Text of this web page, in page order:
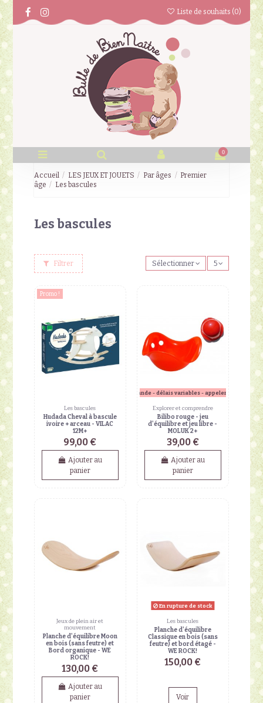
Liste de souhaits (0)
0
Accueil LES JEUX ET JOUETS Par âges
Premier
âge
Les bascules
Les bascules
Filtrer Sélectionner 5
Promo !
Les bascules
Hudada Cheval à bascule
ivoire + arceau - VILAC
12M+
99,00 €
Ajouter au
panier
sur commande - délais variables - appeler en boutique
Explorer et comprendre
Bilibo rouge - jeu
d'équilibre et jeu libre -
MOLUK 2+
39,00 €
Ajouter au
panier
Jeux de plein air et
mouvement
Planche d'équilibre Moon
en bois (sans feutre) et
Bord organique - WE
ROCK!
130,00 €
Ajouter au
panier
En rupture de stock
Les bascules
Planche d'équilibre
Classique en bois (sans
feutre) et bord étagé -
WE ROCK!
150,00 €
Voir